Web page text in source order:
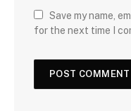
Save my name,
for the next time I